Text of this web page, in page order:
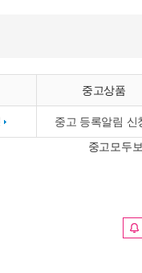
중고상품
중고 등록알림 신
중고모두